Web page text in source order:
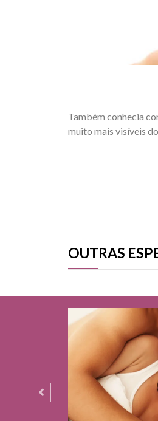
Também conhecia
muito mais visíveis
OUTRAS